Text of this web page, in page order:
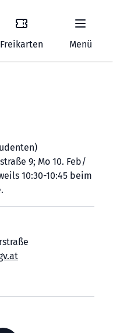
Freikarten Menü
9; Mo 10. Feb/
10:30-10:45 beim